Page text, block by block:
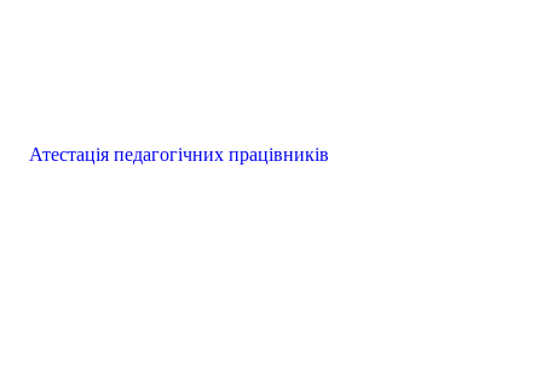
Атестація педагогічних працівників